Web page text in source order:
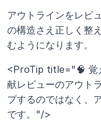
アウトラインをレビ
の構造さえ正しく整
むようになります。
<ProTip title="🧠 覚
献レビューのアウト
プするのではなく、
です。"/>